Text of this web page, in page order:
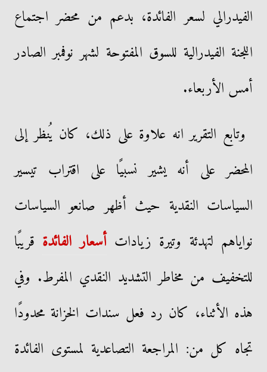
الفيدرالي لسعر الفائدة، بدعم من محضر اجتماع
اللجنة الفيدرالية للسوق المفتوحة لشهر نوفمبر الصادر
أمس الأربعاء.
وتابع التقرير انه علاوة على ذلك، كان يُنظر إلى
المحضر على أنه يشير نسبيًا على اقتراب تيسير
السياسات النقدية حيث أظهر صانعو السياسات
نواياهم لتهدئة وتيرة زياداتأسعار الفائدة قريبًا
للتخفيف من مخاطر التشديد النقدي المفرط. وفي
هذه الأثناء، كان رد فعل سندات الخزانة محدودًا
تجاه كل من: المراجعة التصاعدية لمستوى الفائدة